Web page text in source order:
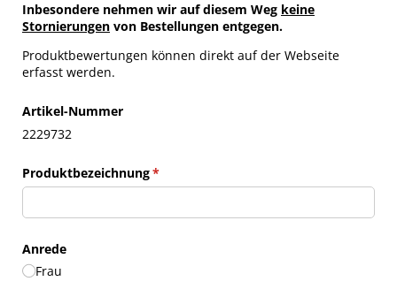
Inbesondere nehmen wir auf diesem Weg keine
Stornierungen von Bestellungen entgegen.
Produktbewertungen können direkt auf der Webseite
erfasst werden.
Artikel-Nummer
2229732
Produktbezeichnung*
(erforderlich)
Anrede
Frau